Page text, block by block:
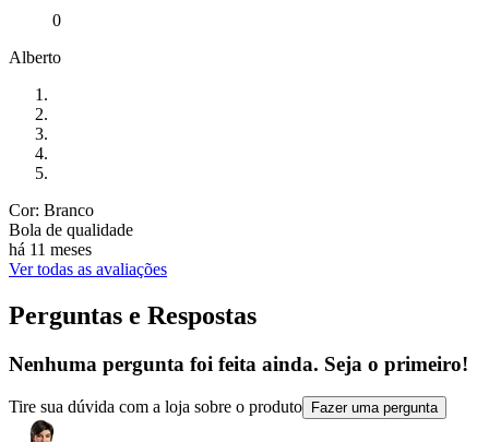
0
Alberto
Cor: Branco
Bola de qualidade
há 11 meses
Ver todas as avaliações
Perguntas e Respostas
Nenhuma pergunta foi feita ainda. Seja o primeiro!
Tire sua dúvida com a loja sobre o produto Fazer uma pergunta